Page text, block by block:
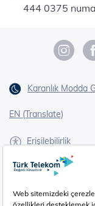
444 0375
Karanlık Modda
EN (Translate)
Erişilebilirlik
İşaret Dili